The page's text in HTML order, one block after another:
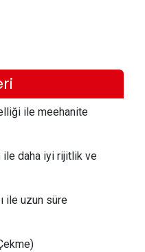
ile meehanite
ile daha iyi rijitlik ve
ile uzun süre